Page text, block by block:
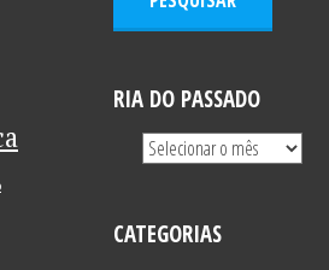
RIA DO PASSADO
CATEGORIAS